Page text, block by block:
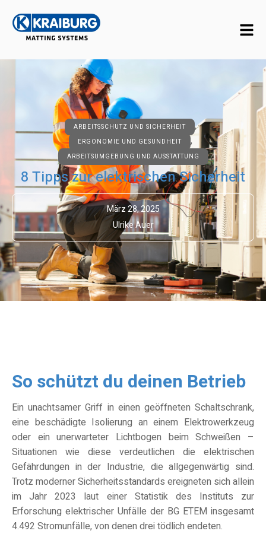
ARBEITSSCHUTZ UND SICHERHEIT ,
ERGONOMIE UND GESUNDHEIT ,
ARBEITSUMGEBUNG UND AUSSTATTUNG
8 Tipps zur elektrischen Sicherheit
März 28, 2025
Ulrike Auer
So schützt du deinen Betrieb
Ein unachtsamer Griff in einen geöffneten Schaltschrank,
eine beschädigte Isolierung an einem Elektrowerkzeug
oder ein unerwarteter Lichtbogen beim Schweißen –
Situationen wie diese verdeutlichen die elektrischen
Gefährdungen in der Industrie, die allgegenwärtig sind.
Trotz moderner Sicherheitsstandards ereigneten sich allein
im Jahr 2023 laut einer Statistik des Instituts zur
Erforschung elektrischer Unfälle der BG ETEM insgesamt
4.492 Stromunfälle, von denen drei tödlich endeten.